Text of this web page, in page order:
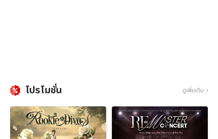
โปรโมชั่น ดูเพิ่มเติม